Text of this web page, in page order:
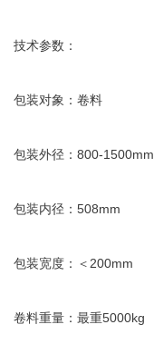
技术参数：
包装对象：卷料
包装外径：800-1500mm
包装内径：508mm
包装宽度：＜200mm
卷料重量：最重5000kg